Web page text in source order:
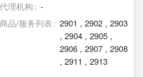
代理机构
-
商品/服务列表
2901 ,2902 ,2903
,2904 ,2905 ,
2906 ,2907 ,2908
,2911 ,2913